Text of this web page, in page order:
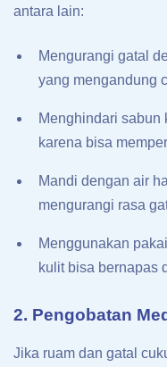
antara lain:
Mengurangi gatal
yang mengandung
Menghindari sabun
karena bisa
Mandi dengan air
mengurangi rasa
Menggunakan
kulit bisa bernapas
2. Pengobatan
Jika ruam dan gatal